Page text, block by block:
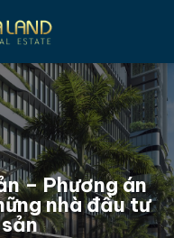
– Phương án
nhà đầu tư